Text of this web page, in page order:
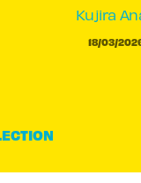
Kujira
18/03/